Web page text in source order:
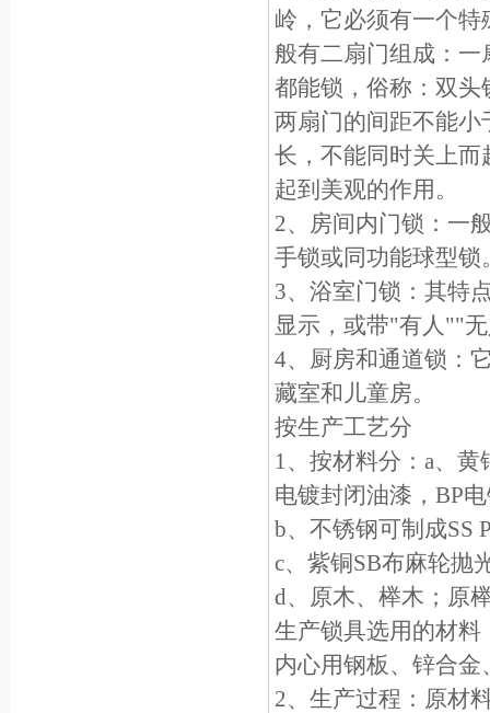
岭，它必须有一个
般有二扇门组成：
都能锁，俗称：双
两扇门的间距不能小
长，不能同时关上
起到美观的作用。
2、房间内门锁：一
手锁或同功能球型锁
3、浴室门锁：其特
显示，或带"有人""
4、厨房和通道锁：
藏室和儿童房。
按生产工艺分
1、按材料分：a、
电镀封闭油漆，BP
b、不锈钢可制成SS
c、紫铜SB布麻轮抛
d、原木、榉木；原
生产锁具选用的材
内心用钢板、锌合金
2、生产过程：原材